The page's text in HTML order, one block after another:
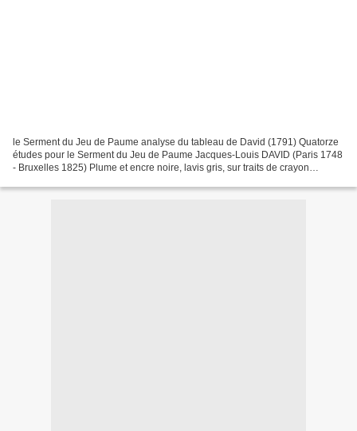
le Serment du Jeu de Paume analyse du tableau de David (1791) Quatorze
études pour le Serment du Jeu de Paume Jacques-Louis DAVID (Paris 1748
- Bruxelles 1825) Plume et encre noire, lavis gris, sur traits de crayon